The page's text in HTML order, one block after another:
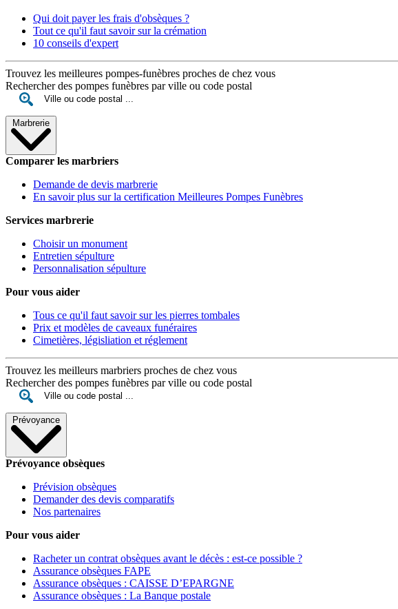
Qui doit payer les frais d'obsèques ?
Tout ce qu'il faut savoir sur la crémation
10 conseils d'expert
Trouvez les meilleures pompes-funèbres proches de chez vous
Rechercher des pompes funèbres par ville ou code postal
Marbrerie
Comparer les marbriers
Demande de devis marbrerie
En savoir plus sur la certification Meilleures Pompes Funèbres
Services marbrerie
Choisir un monument
Entretien sépulture
Personnalisation sépulture
Pour vous aider
Tous ce qu'il faut savoir sur les pierres tombales
Prix et modèles de caveaux funéraires
Cimetières, législiation et réglement
Trouvez les meilleurs marbriers proches de chez vous
Rechercher des pompes funèbres par ville ou code postal
Prévoyance
Prévoyance obsèques
Prévision obsèques
Demander des devis comparatifs
Nos partenaires
Pour vous aider
Racheter un contrat obsèques avant le décès : est-ce possible ?
Assurance obsèques FAPE
Assurance obsèques : CAISSE D’EPARGNE
Assurance obsèques : La Banque postale